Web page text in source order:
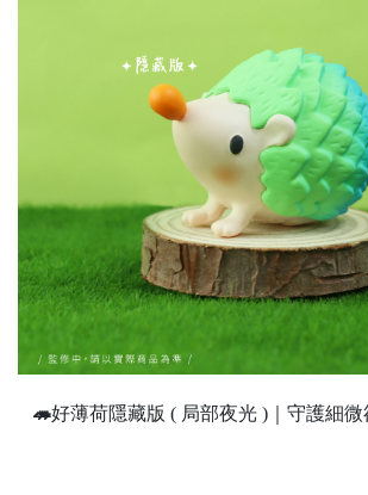
🦔好薄荷隱藏版 ( 局部夜光 )｜守護細